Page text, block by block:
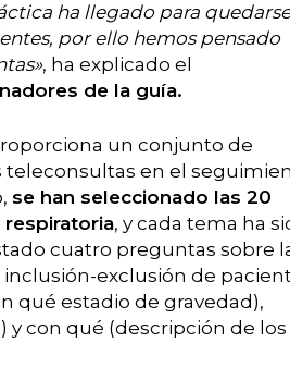
ha llegado para
por ello hemos pensado
, ha explicado el
de la guía.
un conjunto de
teleconsultas en el
se han seleccionado las 20
, y cada tema ha
cuatro preguntas sobre
exclusión de
qué estadio de gravedad),
con qué (descripción de los